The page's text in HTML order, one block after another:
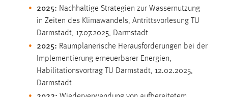
2025: Nachhaltige Strategien zur Wassernutzung
in Zeiten des Klimawandels, Antrittsvorlesung TU
Darmstadt, 17.07.2025, Darmstadt
2025: Raumplanerische Herausforderungen bei der
Implementierung erneuerbarer Energien,
Habilitationsvortrag TU Darmstadt, 12.02.2025,
Darmstadt
Google Ads
Name:
_gcl_au
Anbieter: